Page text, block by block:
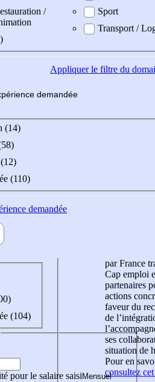
/
Sport
Transport /
Appliquerle filtre du
demandée
(14)
(110)
demandée
(104)
pour le salaire saisi
par France
Cap emploi
partenaires
actions
faveur du
de
ses
situation de
Pour en
consultez